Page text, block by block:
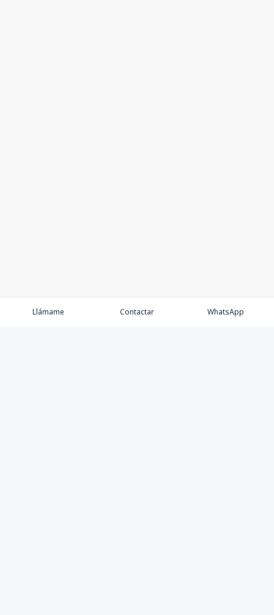
Llámame Contactar WhatsApp